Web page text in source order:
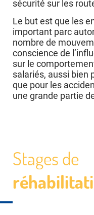
sécurité sur les
Le but est que les
important parc
nombre de
conscience de
sur le
salariés, aussi bien
que pour les
une grande partie
Stages de